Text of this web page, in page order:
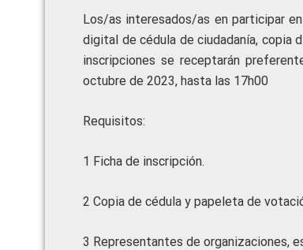
Los/as interesados/as en participar
digital de cédula de ciudadanía, copia
inscripciones se receptarán
octubre de 2023, hasta las 17h00
Requisitos:
1 Ficha de inscripción.
2 Copia de cédula y papeleta de
3 Representantes de organizaciones,